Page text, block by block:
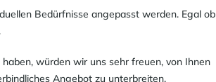
Bedürfnisse angepasst werden. Egal ob
würden wir uns sehr freuen, von Ihnen
Angebot zu unterbreiten.